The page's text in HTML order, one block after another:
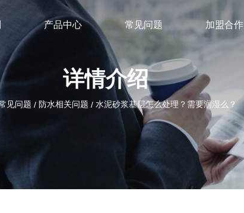
产品中心 常见问题 加盟合作
详情介绍
见问题 / 防水相关问题 / 水泥砂浆基层怎么处理？需要润湿么？